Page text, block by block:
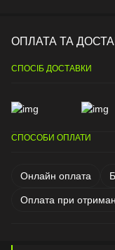
ОПЛАТА ТА
СПОСІБ ДОСТАВКИ
СПОСОБИ ОПЛАТИ
Онлайн оплата
Оплата при